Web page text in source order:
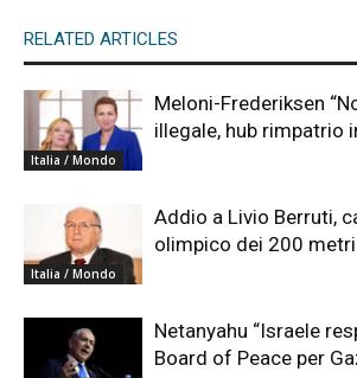
RELATED ARTICLES
Italia / Mondo
Meloni-Frederiksen
illegale, hub rimpatrio
Italia / Mondo
Addio a Livio Berruti,
olimpico dei 200
Netanyahu “Israele
Board of Peace per